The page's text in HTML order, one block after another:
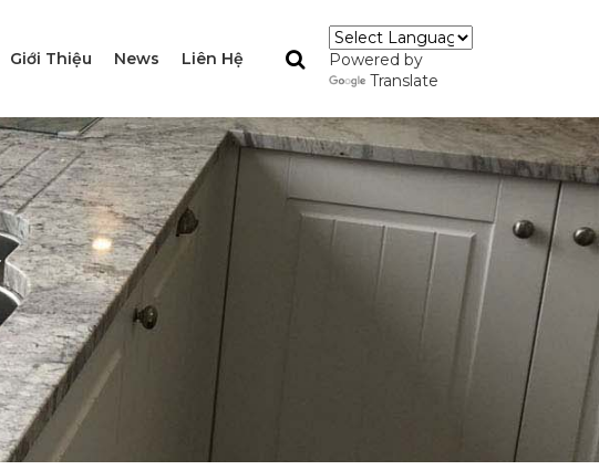
Giới Thiệu News Liên Hệ
Powered by
Translate